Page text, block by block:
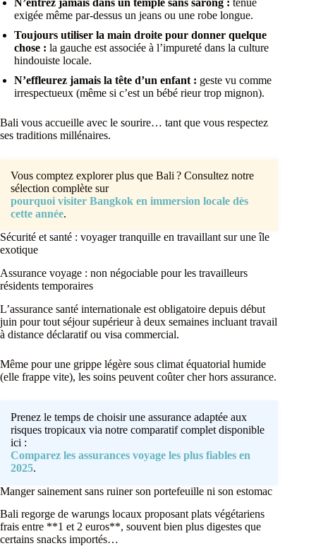
N’entrez jamais dans un temple sans sarong : tenue
exigée même par-dessus un jeans ou une robe longue.
Toujours utiliser la main droite pour donner quelque
chose : la gauche est associée à l’impureté dans la culture
hindouiste locale.
N’effleurez jamais la tête d’un enfant : geste vu comme
irrespectueux (même si c’est un bébé rieur trop mignon).
Bali vous accueille avec le sourire… tant que vous respectez
ses traditions millénaires.
Vous comptez explorer plus que Bali ? Consultez notre
sélection complète sur
pourquoi visiter Bangkok en immersion locale dès
cette année.
Sécurité et santé : voyager tranquille en travaillant sur une île
exotique
Assurance voyage : non négociable pour les travailleurs
résidents temporaires
L’assurance santé internationale est obligatoire depuis début
juin pour tout séjour supérieur à deux semaines incluant travail
à distance déclaratif ou visa commercial.
Même pour une grippe légère sous climat équatorial humide
(elle frappe vite), les soins peuvent coûter cher hors assurance.
Prenez le temps de choisir une assurance adaptée aux
risques tropicaux via notre comparatif complet disponible
ici :
Comparez les assurances voyage les plus fiables en
2025.
Manger sainement sans ruiner son portefeuille ni son estomac
Bali regorge de warungs locaux proposant plats végétariens
frais entre **1 et 2 euros**, souvent bien plus digestes que
certains snacks importés…